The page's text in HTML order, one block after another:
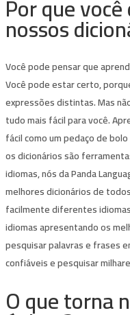
Por que
nossos
Você pode pensar que
Você pode estar certo,
expressões distintas. Mas
tudo mais fácil para você.
fácil como um pedaço de
os dicionários são
idiomas, nós da Panda
melhores dicionários de
facilmente diferentes
idiomas apresentando os
pesquisar palavras e frases
confiáveis ​​e pesquisar
O que torna